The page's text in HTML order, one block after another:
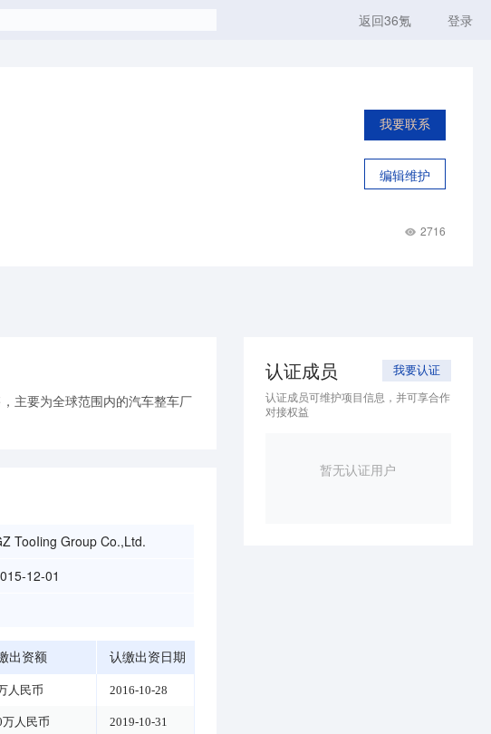
返回36氪 登录
我要联系
编辑维护
2716
主要为全球范围内的汽车整车厂
TooIing Group Co.,Ltd.
12-01
出资额 认缴出资日期
人民币 2016-10-28
万人民币 2019-10-31
认证成员 我要认证
认证成员可维护项目信息，并可享合作
对接权益
暂无认证用户